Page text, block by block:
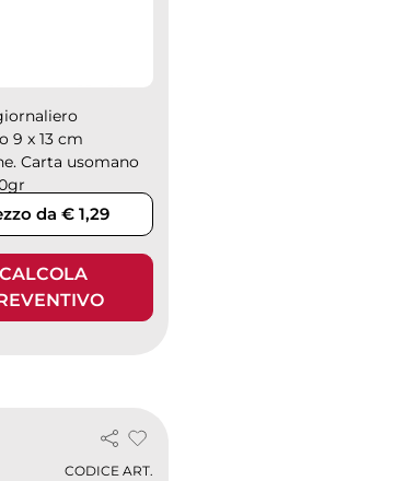
9 x 13 cm
Carta usomano
da € 1,29
CALCOLA
CODICE ART.